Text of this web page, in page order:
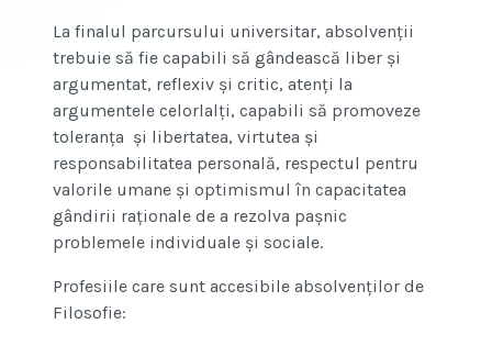
La finalul parcursului universitar, absolvenții
trebuie să fie capabili să gândească liber și
argumentat, reflexiv și critic, atenți la
argumentele celorlalți, capabili să promoveze
toleranța și libertatea, virtutea și
responsabilitatea personală, respectul pentru
valorile umane și optimismul în capacitatea
gândirii raționale de a rezolva pașnic
problemele individuale și sociale.
Profesiile care sunt accesibile absolvenților de
Filosofie: